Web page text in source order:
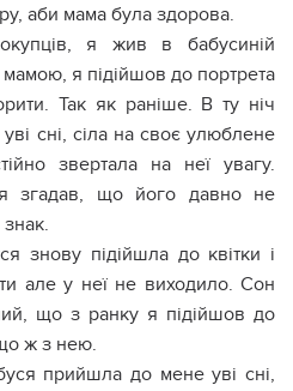
аби мама була здорова.
я жив в бабусиній
мамою, я підійшов до портрета
Так як раніше. В ту ніч
сні, сіла на своє улюблене
звертала на неї увагу.
згадав, що його давно не
знову підійшла до квітки і
але у неї не виходило. Сон
що з ранку я підійшов до
що ж з нею.
прийшла до мене уві сні,